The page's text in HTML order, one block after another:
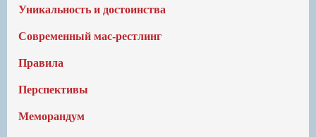
Уникальность и достоинства
Современный мас-рестлинг
Правила
Перспективы
Меморандум